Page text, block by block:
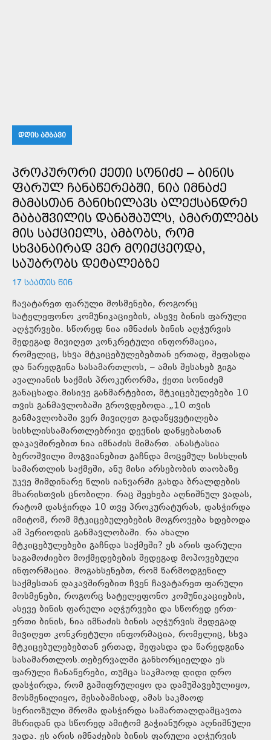
ᲓᲦᲘᲡ ᲐᲛᲑᲐᲕᲘ
ᲞᲠᲝᲙᲣᲠᲝᲠᲘ ᲥᲔᲗᲘ ᲡᲝᲜᲘᲫᲔ – ᲑᲘᲜᲘᲡ
ᲤᲐᲠᲣᲚ ᲩᲐᲜᲐᲬᲔᲠᲔᲑᲨᲘ, ᲜᲘᲐ ᲘᲛᲜᲐᲫᲔ
ᲛᲐᲛᲐᲡᲗᲐᲜ ᲒᲐᲜᲘᲮᲘᲚᲐᲕᲡ ᲐᲚᲔᲥᲡᲐᲜᲓᲠᲔ
ᲒᲐᲑᲐᲨᲕᲘᲚᲘᲡ ᲓᲐᲜᲐᲨᲐᲣᲚᲡ, ᲐᲛᲐᲠᲗᲚᲔᲑᲡ
ᲛᲘᲡ ᲡᲐᲥᲪᲘᲔᲚᲡ, ᲐᲛᲑᲝᲑᲡ, ᲠᲝᲛ
ᲡᲮᲕᲐᲜᲐᲘᲠᲐᲓ ᲕᲔᲠ ᲛᲝᲘᲥᲪᲔᲝᲓᲐ,
ᲡᲐᲣᲑᲠᲝᲑᲡ ᲓᲔᲢᲐᲚᲔᲑᲖᲔ
17 ᲡᲐᲐᲗᲘᲡ ᲬᲘᲜ
ჩავატარეთ ფარული მოსმენები, როგორც
სატელეფონო კომუნიკაციების, ასევე ბინის ფარული
აღჭურვები. სწორედ ნია იმნაძის ბინის აღჭურვის
შედეგად მივიღეთ კონკრეტული ინფორმაცია,
რომელიც, სხვა მტკიცებულებებთან ერთად, შეფასდა
და წარედგინა სასამართლოს, – ამის შესახებ გიგა
ავალიანის საქმის პროკურორმა, ქეთი სონიძემ
განაცხადა.მისივე განმარტებით, მტკიცებულებები 10
თვის განმავლობაში გროვდებოდა.„10 თვის
განმავლობაში ვერ მივიღეთ გადაწყვეტილება
სისხლისსამართლებრივი დევნის დაწყებასთან
დაკავშირებით ნია იმნაძის მიმართ. ანასტასია
ბეროშვილი მოგვიანებით გაჩნდა მოცემულ სისხლის
სამართლის საქმეში, ანუ მისი არსებობის თაობაზე
უკვე მიმდინარე წლის იანვარში გახდა ბრალდების
მხარისთვის ცნობილი. რაც შეეხება აღნიშნულ ვადას,
რატომ დასჭირდა 10 თვე პროკურატურას, დასჭირდა
იმიტომ, რომ მტკიცებულებების მოგროვება ხდებოდა
ამ პერიოდის განმავლობაში. რა ახალი
მტკიცებულებები გაჩნდა საქმეში? ეს არის ფარული
საგამოძიებო მოქმედებების შედეგად მოპოვებული
ინფორმაცია. მოგახსენებთ, რომ წარმოდგენილ
საქმესთან დაკავშირებით ჩვენ ჩავატარეთ ფარული
მოსმენები, როგორც სატელეფონო კომუნიკაციების,
ასევე ბინის ფარული აღჭურვები და სწორედ ერთ-
ერთი ბინის, ნია იმნაძის ბინის აღჭურვის შედეგად
მივიღეთ კონკრეტული ინფორმაცია, რომელიც, სხვა
მტკიცებულებებთან ერთად, შეფასდა და წარედგინა
სასამართლოს.თებერვალში განხორციელდა ეს
ფარული ჩანაწერები, თუმცა საკმაოდ დიდი დრო
დასჭირდა, რომ გაშიფრულიყო და დამუშავებულიყო,
მოსმენილიყო, შესაბამისად, ამას საკმაოდ
სერიოზული შრომა დასჭირდა სამართალდამცავთა
მხრიდან და სწორედ ამიტომ გაჭიანურდა აღნიშნული
ვადა. ეს არის იმნაძების ბინის ფარული აღჭურვის